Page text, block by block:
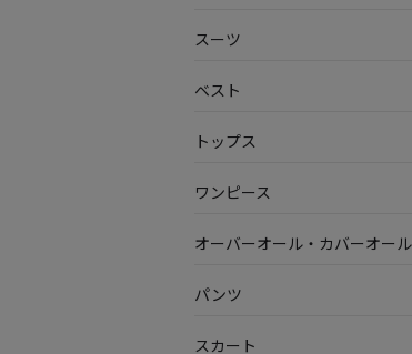
スーツ
ベスト
トップス
ワンピース
オーバーオール・カバーオール
パンツ
スカート